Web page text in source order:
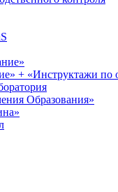
+ «Инструктажи по
Образования»